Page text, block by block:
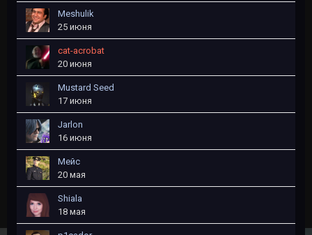
Meshulik
25 июня
cat-acrobat
20 июня
Mustard Seed
17 июня
Jarlon
16 июня
Мейс
20 мая
Shiala
18 мая